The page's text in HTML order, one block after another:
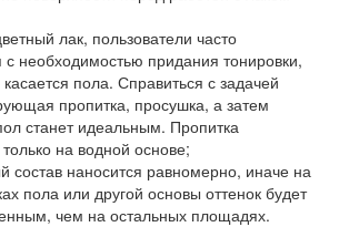
лак, пользователи часто
с необходимостью придания тонировки,
пола. Справиться с задачей
пропитка, просушка, а затем
станет идеальным. Пропитка
на водной основе;
состав наносится равномерно, иначе на
пола или другой основы оттенок будет
чем на остальных площадях.